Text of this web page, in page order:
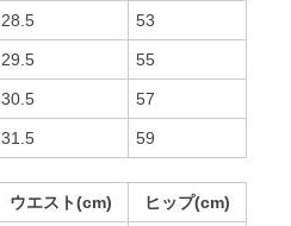
28.5 53
29.5 55
30.5 57
31.5 59
ウエスト(cm) ヒップ(cm)